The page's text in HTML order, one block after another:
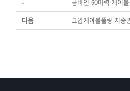
- 콤바인 60마력 케이블
다음 고압케이블풀링 지중